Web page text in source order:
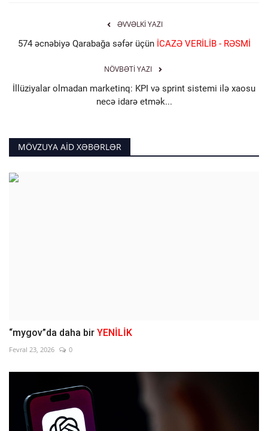
ƏVVƏLKI YAZI
574 əcnəbiyə Qarabağa səfər üçün İCAZƏ VERİLİB - RƏSMİ
NÖVBƏTI YAZI
İllüziyalar olmadan marketinq: KPI və sprint sistemi ilə xaosu
necə idarə etmək...
MÖVZUYA AID XƏBƏRLƏR
“mygov”da daha bir YENİLİK
Fevral 23, 2026 0